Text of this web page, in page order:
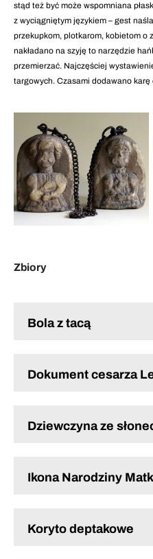
Zbiory
Bola z tacą
Dokument cesarza
Dziewczyna ze
Ikona Narodziny
Koryto deptakowe
stąd też być może wspomniana
z wyciągniętym językiem – gest
przekupkom, plotkarom, kobietom o
nakładano na szyję to narzędzie
przemierzać. Najczęściej
targowych. Czasami dodawano karę